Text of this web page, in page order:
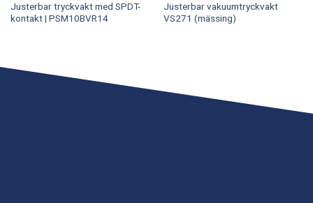
Justerbar tryckvakt med SPDT-
kontakt | PSM10BVR14
Justerbar vakuumtryckvakt
VS271 (mässing)